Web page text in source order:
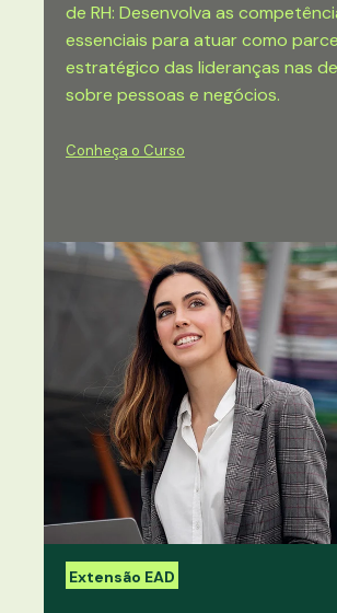
de RH: Desenvolva as
essenciais para atuar como
estratégico das lideranças nas
sobre pessoas e negócios.
Conheça o Curso
Extensão EAD